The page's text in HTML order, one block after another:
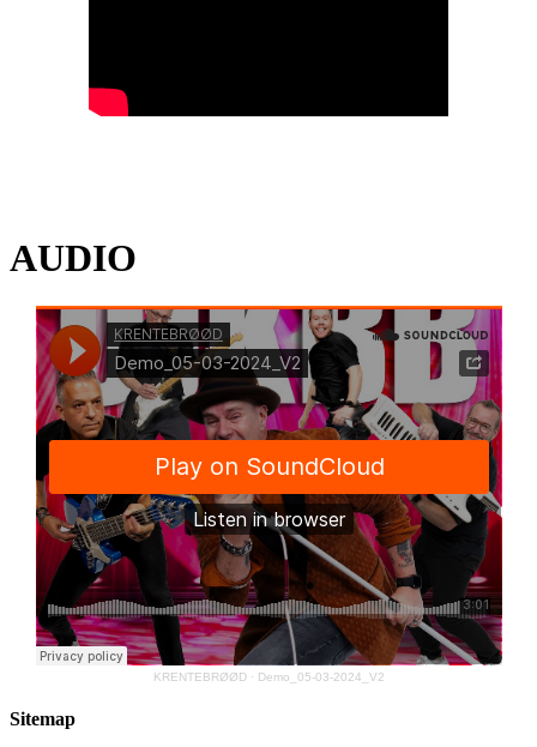
AUDIO
KRENTEBRØØD· Demo_05-03-2024_V2
Sitemap